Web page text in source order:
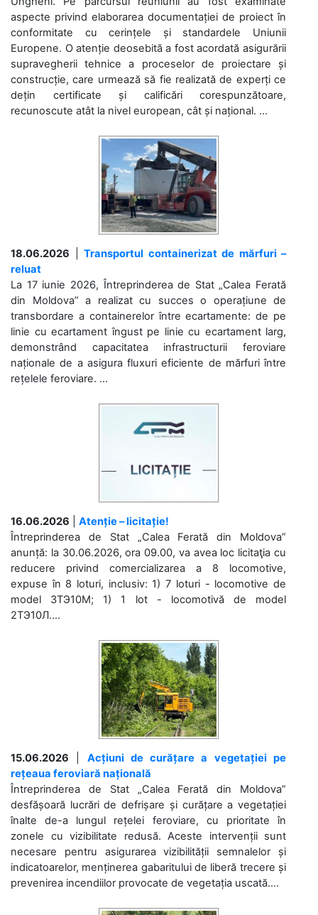
aspecte privind elaborarea documentației de proiect în
conformitate cu cerințele și standardele Uniunii
Europene. O atenție deosebită a fost acordată asigurării
supravegherii tehnice a proceselor de proiectare și
construcție, care urmează să fie realizată de experți ce
dețin certificate și calificări corespunzătoare,
recunoscute atât la nivel european, cât și național. ...
18.06.2026
Transportul containerizat de mărfuri –
reluat
La 17 iunie 2026, Întreprinderea de Stat „Calea Ferată
din Moldova” a realizat cu succes o operațiune de
transbordare a containerelor între ecartamente: de pe
linie cu ecartament îngust pe linie cu ecartament larg,
demonstrând capacitatea infrastructurii feroviare
naționale de a asigura fluxuri eficiente de mărfuri între
rețelele feroviare. ...
16.06.2026
Atenție – licitație!
Întreprinderea de Stat „Calea Ferată din Moldova”
anunță: la 30.06.2026, ora 09.00, va avea loc licitaţia cu
reducere privind comercializarea a 8 locomotive,
expuse în 8 loturi, inclusiv: 1) 7 loturi - locomotive de
model 3ТЭ10М; 1) 1 lot - locomotivă de model
2ТЭ10Л....
15.06.2026
Acțiuni de curățare a vegetației pe
rețeaua feroviară națională
Întreprinderea de Stat „Calea Ferată din Moldova”
desfășoară lucrări de defrișare și curățare a vegetației
înalte de-a lungul rețelei feroviare, cu prioritate în
zonele cu vizibilitate redusă. Aceste intervenții sunt
necesare pentru asigurarea vizibilității semnalelor și
indicatoarelor, menținerea gabaritului de liberă trecere și
prevenirea incendiilor provocate de vegetația uscată....